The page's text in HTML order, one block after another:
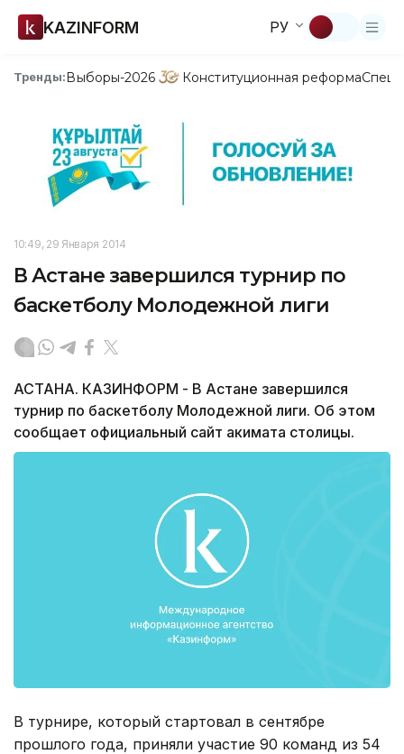
KAZINFORM РУ
Тренды:Выборы-2026 Конституционная реформа
10:49, 29 Января 2014
В Астане завершился турнир по
баскетболу Молодежной лиги
АСТАНА. КАЗИНФОРМ - В Астане завершился
турнир по баскетболу Молодежной лиги. Об этом
сообщает официальный сайт акимата столицы.
В турнире, который стартовал в сентябре
прошлого года, приняли участие 90 команд из 54